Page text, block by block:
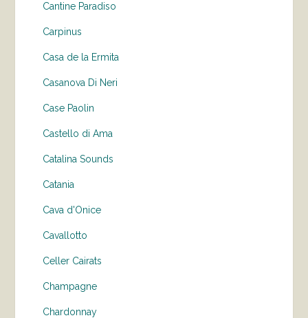
Cantine Paradiso
Carpinus
Casa de la Ermita
Casanova Di Neri
Case Paolin
Castello di Ama
Catalina Sounds
Catania
Cava d'Onice
Cavallotto
Celler Cairats
Champagne
Chardonnay